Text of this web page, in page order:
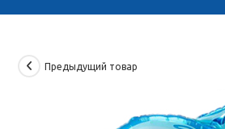
Предыдущий товар